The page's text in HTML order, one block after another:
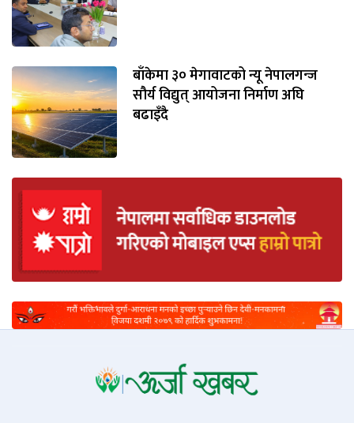
बाँकेमा ३० मेगावाटको न्यू नेपालगन्ज
सौर्य विद्युत् आयोजना निर्माण अघि
बढाइँदै